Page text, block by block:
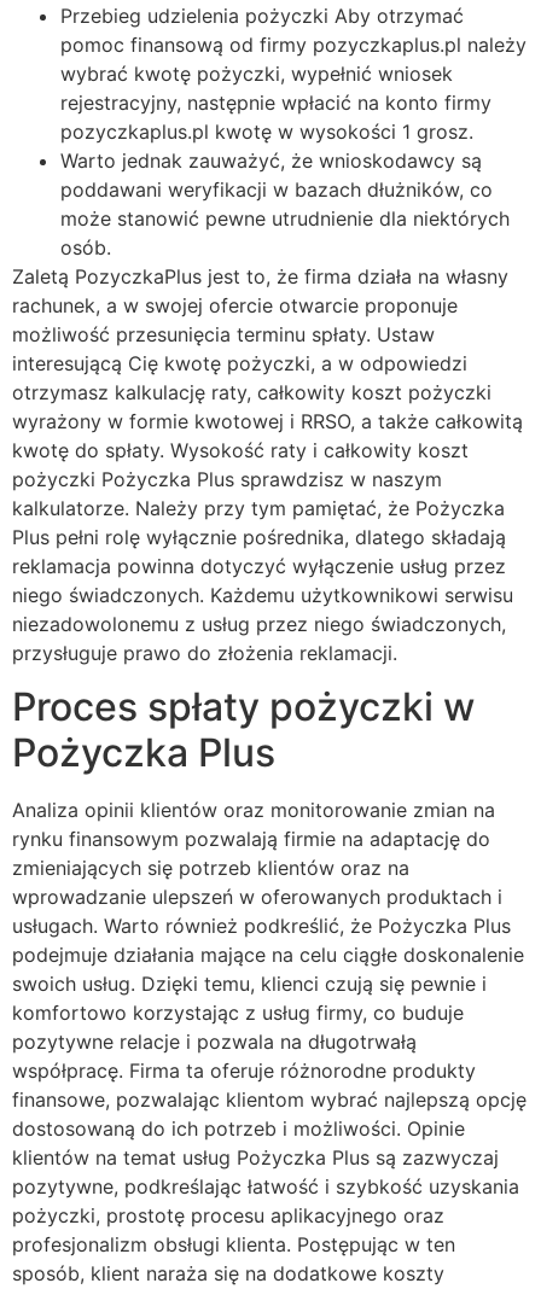
Przebieg udzielenia pożyczki Aby otrzymać
pomoc finansową od firmy pozyczkaplus.pl należy
wybrać kwotę pożyczki, wypełnić wniosek
rejestracyjny, następnie wpłacić na konto firmy
pozyczkaplus.pl kwotę w wysokości 1 grosz.
Warto jednak zauważyć, że wnioskodawcy są
poddawani weryfikacji w bazach dłużników, co
może stanowić pewne utrudnienie dla niektórych
osób.
Zaletą PozyczkaPlus jest to, że firma działa na własny
rachunek, a w swojej ofercie otwarcie proponuje
możliwość przesunięcia terminu spłaty. Ustaw
interesującą Cię kwotę pożyczki, a w odpowiedzi
otrzymasz kalkulację raty, całkowity koszt pożyczki
wyrażony w formie kwotowej i RRSO, a także całkowitą
kwotę do spłaty. Wysokość raty i całkowity koszt
pożyczki Pożyczka Plus sprawdzisz w naszym
kalkulatorze. Należy przy tym pamiętać, że Pożyczka
Plus pełni rolę wyłącznie pośrednika, dlatego składają
reklamacja powinna dotyczyć wyłączenie usług przez
niego świadczonych. Każdemu użytkownikowi serwisu
niezadowolonemu z usług przez niego świadczonych,
przysługuje prawo do złożenia reklamacji.
Proces spłaty pożyczki w
Pożyczka Plus
Analiza opinii klientów oraz monitorowanie zmian na
rynku finansowym pozwalają firmie na adaptację do
zmieniających się potrzeb klientów oraz na
wprowadzanie ulepszeń w oferowanych produktach i
usługach. Warto również podkreślić, że Pożyczka Plus
podejmuje działania mające na celu ciągłe doskonalenie
swoich usług. Dzięki temu, klienci czują się pewnie i
komfortowo korzystając z usług firmy, co buduje
pozytywne relacje i pozwala na długotrwałą
współpracę. Firma ta oferuje różnorodne produkty
finansowe, pozwalając klientom wybrać najlepszą opcję
dostosowaną do ich potrzeb i możliwości. Opinie
klientów na temat usług Pożyczka Plus są zazwyczaj
pozytywne, podkreślając łatwość i szybkość uzyskania
pożyczki, prostotę procesu aplikacyjnego oraz
profesjonalizm obsługi klienta. Postępując w ten
sposób, klient naraża się na dodatkowe koszty